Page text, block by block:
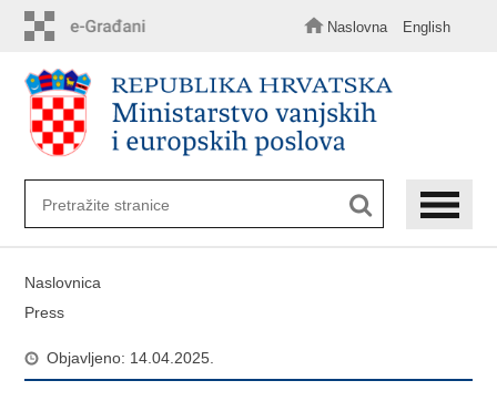
sadržaj
Naslovna English
Naslovnica
Press
Objavljeno: 14.04.2025.